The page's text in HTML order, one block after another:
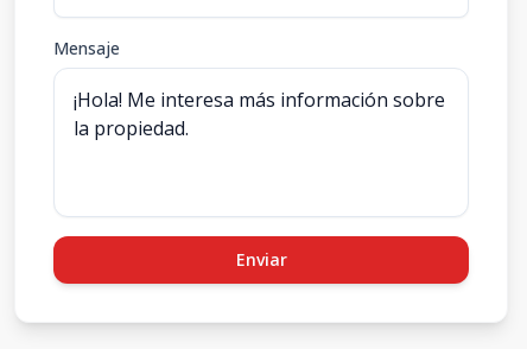
Mensaje
Enviar